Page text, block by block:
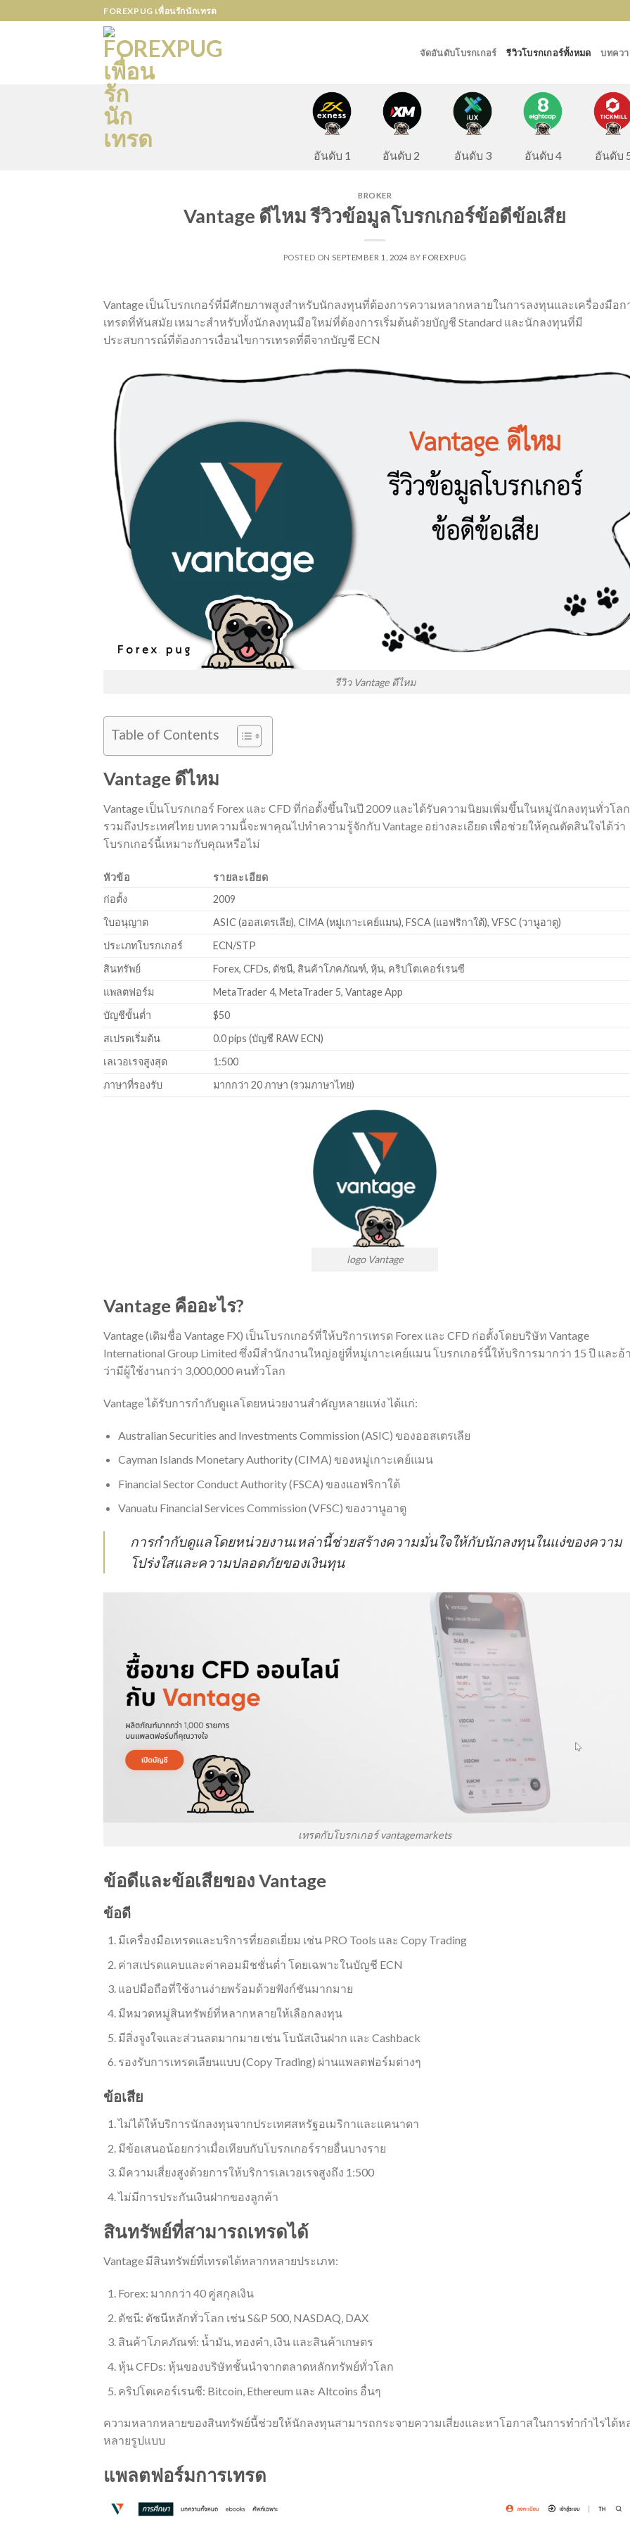
to
FOREXPUG เพื่อนรักนักเทรด
จัดอันดับโบรกเกอร์ รีวิวโบรกเกอร์ทั้งหมด บทคว
อันดับ 1 อันดับ 2 อันดับ 3 อันดับ 4 อันดับ
BROKER
Vantage ดีไหม รีวิวข้อมูลโบรกเกอร์ข้อดีข้อเสีย
POSTED ON SEPTEMBER 1, 2024 BY FOREXPUG
Vantage เป็นโบรกเกอร์ที่มีศักยภาพสูงสำหรับนักลงทุนที่ต้องการความหลากหลายในการลงทุนและเครื่องมือก
เทรดที่ทันสมัย เหมาะสำหรับทั้งนักลงทุนมือใหม่ที่ต้องการเริ่มต้นด้วยบัญชี Standard และนักลงทุนที่มี
ประสบการณ์ที่ต้องการเงื่อนไขการเทรดที่ดีจากบัญชี ECN
รีวิว Vantage ดีไหม
Table of Contents
Vantage ดีไหม
Vantage เป็นโบรกเกอร์ Forex และ CFD ที่ก่อตั้งขึ้นในปี 2009 และได้รับความนิยมเพิ่มขึ้นในหมู่นักลงทุนทั่วโลก
รวมถึงประเทศไทย บทความนี้จะพาคุณไปทำความรู้จักกับ Vantage อย่างละเอียด เพื่อช่วยให้คุณตัดสินใจได้ว่า
โบรกเกอร์นี้เหมาะกับคุณหรือไม่
หัวข้อ
รายละเอียด
ก่อตั้ง
2009
ใบอนุญาต
ASIC (ออสเตรเลีย), CIMA (หมู่เกาะเคย์แมน), FSCA (แอฟริกาใต้), VFSC (วานูอาตู)
ประเภทโบรกเกอร์
ECN/STP
สินทรัพย์
Forex, CFDs, ดัชนี, สินค้าโภคภัณฑ์, หุ้น, คริปโตเคอร์เรนซี
แพลตฟอร์ม
MetaTrader 4, MetaTrader 5, Vantage App
บัญชีขั้นต่ำ
$50
สเปรดเริ่มต้น
0.0 pips (บัญชี RAW ECN)
เลเวอเรจสูงสุด
1:500
ภาษาที่รองรับ
มากกว่า 20 ภาษา (รวมภาษาไทย)
logo Vantage
Vantage คืออะไร?
Vantage (เดิมชื่อ Vantage FX) เป็นโบรกเกอร์ที่ให้บริการเทรด Forex และ CFD ก่อตั้งโดยบริษัท Vantage
International Group Limited ซึ่งมีสำนักงานใหญ่อยู่ที่หมู่เกาะเคย์แมน โบรกเกอร์นี้ให้บริการมากว่า 15 ปี และอ้
ว่ามีผู้ใช้งานกว่า 3,000,000 คนทั่วโลก
Vantage ได้รับการกำกับดูแลโดยหน่วยงานสำคัญหลายแห่ง ได้แก่:
Australian Securities and Investments Commission (ASIC) ของออสเตรเลีย
Cayman Islands Monetary Authority (CIMA) ของหมู่เกาะเคย์แมน
Financial Sector Conduct Authority (FSCA) ของแอฟริกาใต้
Vanuatu Financial Services Commission (VFSC) ของวานูอาตู
การกำกับดูแลโดยหน่วยงานเหล่านี้ช่วยสร้างความมั่นใจให้กับนักลงทุนในแง่ของความ
โปร่งใสและความปลอดภัยของเงินทุน
เทรดกับโบรกเกอร์ vantagemarkets
ข้อดีและข้อเสียของ Vantage
ข้อดี
มีเครื่องมือเทรดและบริการที่ยอดเยี่ยม เช่น PRO Tools และ Copy Trading
ค่าสเปรดแคบและค่าคอมมิชชั่นต่ำ โดยเฉพาะในบัญชี ECN
แอปมือถือที่ใช้งานง่ายพร้อมด้วยฟังก์ชันมากมาย
มีหมวดหมู่สินทรัพย์ที่หลากหลายให้เลือกลงทุน
มีสิ่งจูงใจและส่วนลดมากมาย เช่น โบนัสเงินฝาก และ Cashback
รองรับการเทรดเลียนแบบ (Copy Trading) ผ่านแพลตฟอร์มต่างๆ
ข้อเสีย
ไม่ได้ให้บริการนักลงทุนจากประเทศสหรัฐอเมริกาและแคนาดา
มีข้อเสนอน้อยกว่าเมื่อเทียบกับโบรกเกอร์รายอื่นบางราย
มีความเสี่ยงสูงด้วยการให้บริการเลเวอเรจสูงถึง 1:500
ไม่มีการประกันเงินฝากของลูกค้า
สินทรัพย์ที่สามารถเทรดได้
Vantage มีสินทรัพย์ที่เทรดได้หลากหลายประเภท:
Forex: มากกว่า 40 คู่สกุลเงิน
ดัชนี: ดัชนีหลักทั่วโลก เช่น S&P 500, NASDAQ, DAX
สินค้าโภคภัณฑ์: น้ำมัน, ทองคำ, เงิน และสินค้าเกษตร
หุ้น CFDs: หุ้นของบริษัทชั้นนำจากตลาดหลักทรัพย์ทั่วโลก
คริปโตเคอร์เรนซี: Bitcoin, Ethereum และ Altcoins อื่นๆ
ความหลากหลายของสินทรัพย์นี้ช่วยให้นักลงทุนสามารถกระจายความเสี่ยงและหาโอกาสในการทำกำไรได้ห
หลายรูปแบบ
แพลตฟอร์มการเทรด